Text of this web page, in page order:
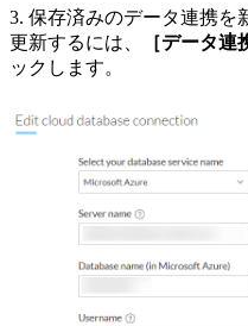
3. 保存済みのデータ連携を
更新するには、
［データ連
ックします。